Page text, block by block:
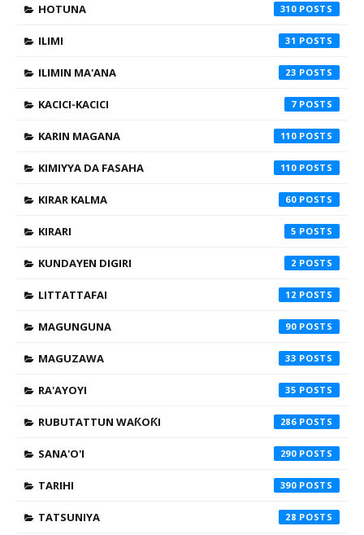
HOTUNA 310
ILIMI 31
ILIMIN MA'ANA 23
KACICI-KACICI 7
KARIN MAGANA 110
KIMIYYA DA FASAHA 110
KIRAR KALMA 60
KIRARI 5
KUNDAYEN DIGIRI 2
LITTATTAFAI 12
MAGUNGUNA 90
MAGUZAWA 33
RA'AYOYI 35
RUBUTATTUN WAƘOƘI 286
SANA'O'I 290
TARIHI 390
TATSUNIYA 28